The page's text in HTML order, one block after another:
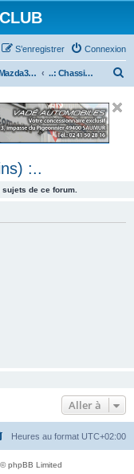
Connexion
S’enregistrer
..: Mazda3 MPS & Mazdaspeed 3 :.. ..: Chassis (suspensions & Freins) :..
e
:..
de ce forum.
Aller à
Heures au format UTC+02:00
phpBB Limited